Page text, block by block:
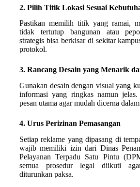
2. Pilih Titik Lokasi Sesuai
Pastikan memilih titik yang ramai,
tidak tertutup bangunan atau
strategis bisa berkisar di sekitar
protokol.
3. Rancang Desain yang Menarik
Gunakan desain dengan visual yang
informasi yang ringkas namun
pesan utama agar mudah dicerna
4. Urus Perizinan Pemasangan
Setiap reklame yang dipasang di
wajib memiliki izin dari Dinas
Pelayanan Terpadu Satu Pintu
semua prosedur legal diikuti
diturunkan paksa.